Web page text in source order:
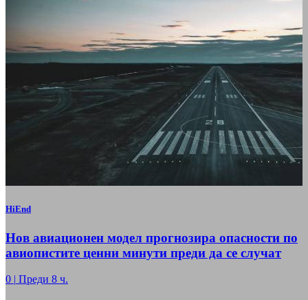
HiEnd
Нов авиационен модел прогнозира опасности по
авиопистите ценни минути преди да се случат
0 | Преди 8 ч.